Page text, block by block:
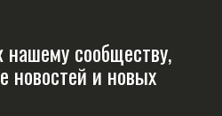
сообществу,
новостей и новых